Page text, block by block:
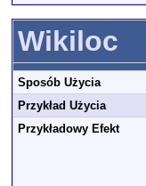
Wikiloc
Sposób Użycia
Przykład Użycia
Przykładowy Efekt